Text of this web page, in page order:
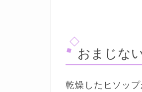
おまじな
乾燥したヒソッ